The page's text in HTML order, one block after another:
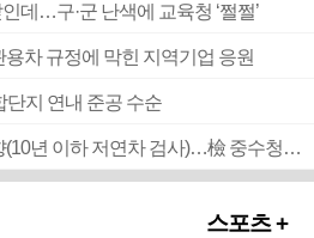
데…구·군 난색에 교육청 ‘쩔쩔’
차 규정에 막힌 지역기업 응원
단지 연내 준공 수순
■ 검사 신분 버리고 직급하향(10년 이하 저연차 검사)…檢 중수청행 기피
스포츠 +